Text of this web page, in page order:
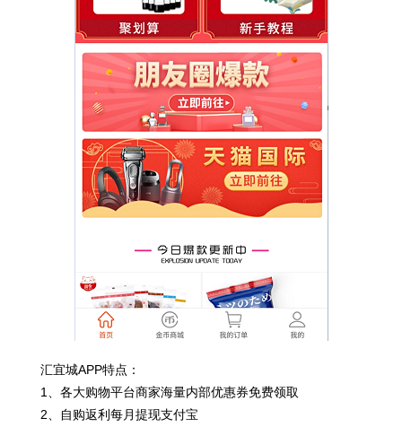
汇宜城APP特点：
1、各大购物平台商家海量内部优惠券免费领取
2、自购返利每月提现支付宝